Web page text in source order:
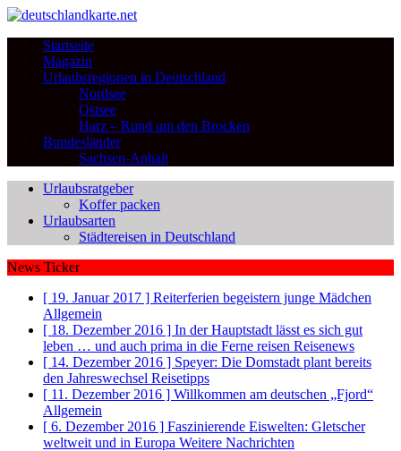
Startseite
Magazin
Urlaubsregionen in Deutschland
Nordsee
Ostsee
Harz – Rund um den Brocken
Bundesländer
Sachsen-Anhalt
Urlaubsratgeber
Koffer packen
Urlaubsarten
Städtereisen in Deutschland
News Ticker
[ 19. Januar 2017 ] Reiterferien begeistern junge Mädchen
Allgemein
[ 18. Dezember 2016 ] In der Hauptstadt lässt es sich gut
leben … und auch prima in die Ferne reisen Reisenews
[ 14. Dezember 2016 ] Speyer: Die Domstadt plant bereits
den Jahreswechsel Reisetipps
[ 11. Dezember 2016 ] Willkommen am deutschen „Fjord“
Allgemein
[ 6. Dezember 2016 ] Faszinierende Eiswelten: Gletscher
weltweit und in Europa Weitere Nachrichten